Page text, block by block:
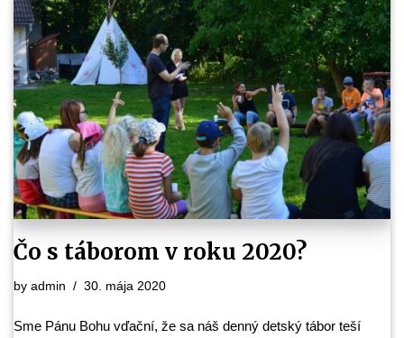
Čo s táborom v roku 2020?
by admin 30. mája 2020
Sme Pánu Bohu vďační, že sa náš denný detský tábor teší